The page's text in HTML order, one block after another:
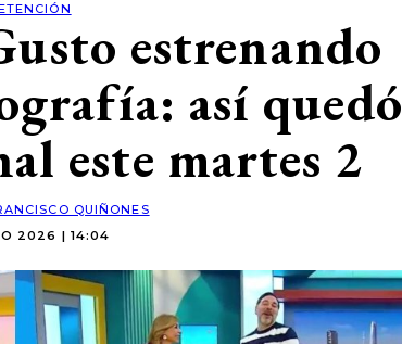
estrenando
así quedó
este martes 2
QUIÑONES
2026 | 14:04